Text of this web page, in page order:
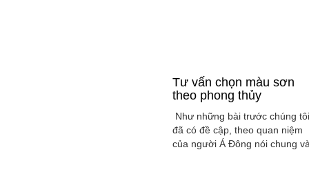
Tư vấn chọn màu sơn
theo phong thủy
Như những bài trước chúng tôi
đã có đề cập, theo quan niệm
của người Á Đông nói chung